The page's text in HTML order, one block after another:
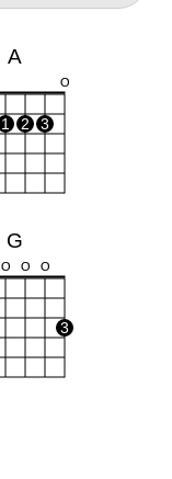
A
O
1 2 3
G
O O O
3